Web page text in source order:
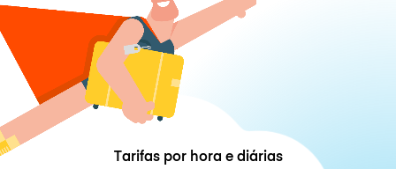
Tarifas por hora e diárias